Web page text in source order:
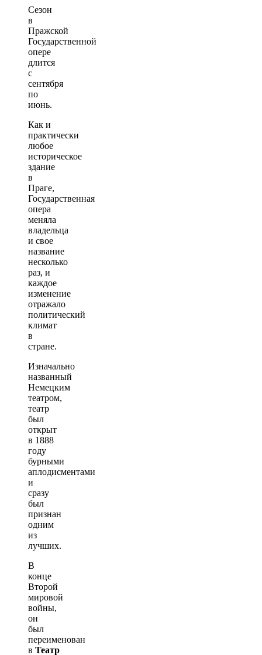
Сезон
в
Пражской
Государственной
опере
длится
с
сентября
по
июнь.
Как и
практически
любое
историческое
здание
в
Праге,
Государственная
опера
меняла
владельца
и свое
название
несколько
раз, и
каждое
изменение
отражало
политический
климат
в
стране.
Изначально
названный
Немецким
театром,
театр
был
открыт
в 1888
году
бурными
аплодисментами
и
сразу
был
признан
одним
из
лучших.
В
конце
Второй
мировой
войны,
он
был
переименован
в Театр